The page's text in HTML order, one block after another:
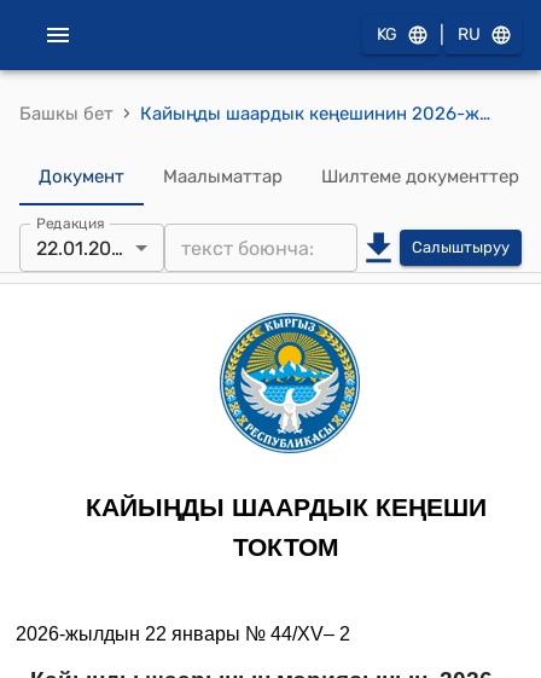
KG RU
Башкы бет › Кайыңды шаардык кеңешинин 2026-жылдын 22 январындагы № 44/XV– 2 "Кайыңды шаарынын мэриясынын 2026 – жылга бюджетин бекитүү жана 2027 – 2028 - жылдарга болгон болжолу жөнүндө" токтому
Документ Маалыматтар Шилтеме документтер
Редакция
22.01.2026 Салыштыруу